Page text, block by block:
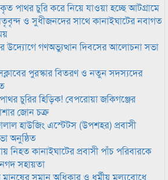
পাথর চুরি করে নিয়ে যাওয়া হচ্ছে আটগ্রামে
ও সুধীজনদের সাথে কানাইঘাটের নবাগত
উদ্যোগে গণঅভ্যুত্থান দিবসের আলোচনা সভা
পুরস্কার বিতরণ ও নতুন সদস্যদের
চুরির হিড়িক! বেপরোয়া জকিগঞ্জের
জোন চক্র
হাউজিং এস্টেটস (উপশহর) প্রবাসী
অনুষ্ঠিত
নিহত কানাইঘাটের প্রবাসী পাঁচ পরিবারকে
সহায়তা
সমান অধিকার ও ধর্মীয় মুল্যবোধে